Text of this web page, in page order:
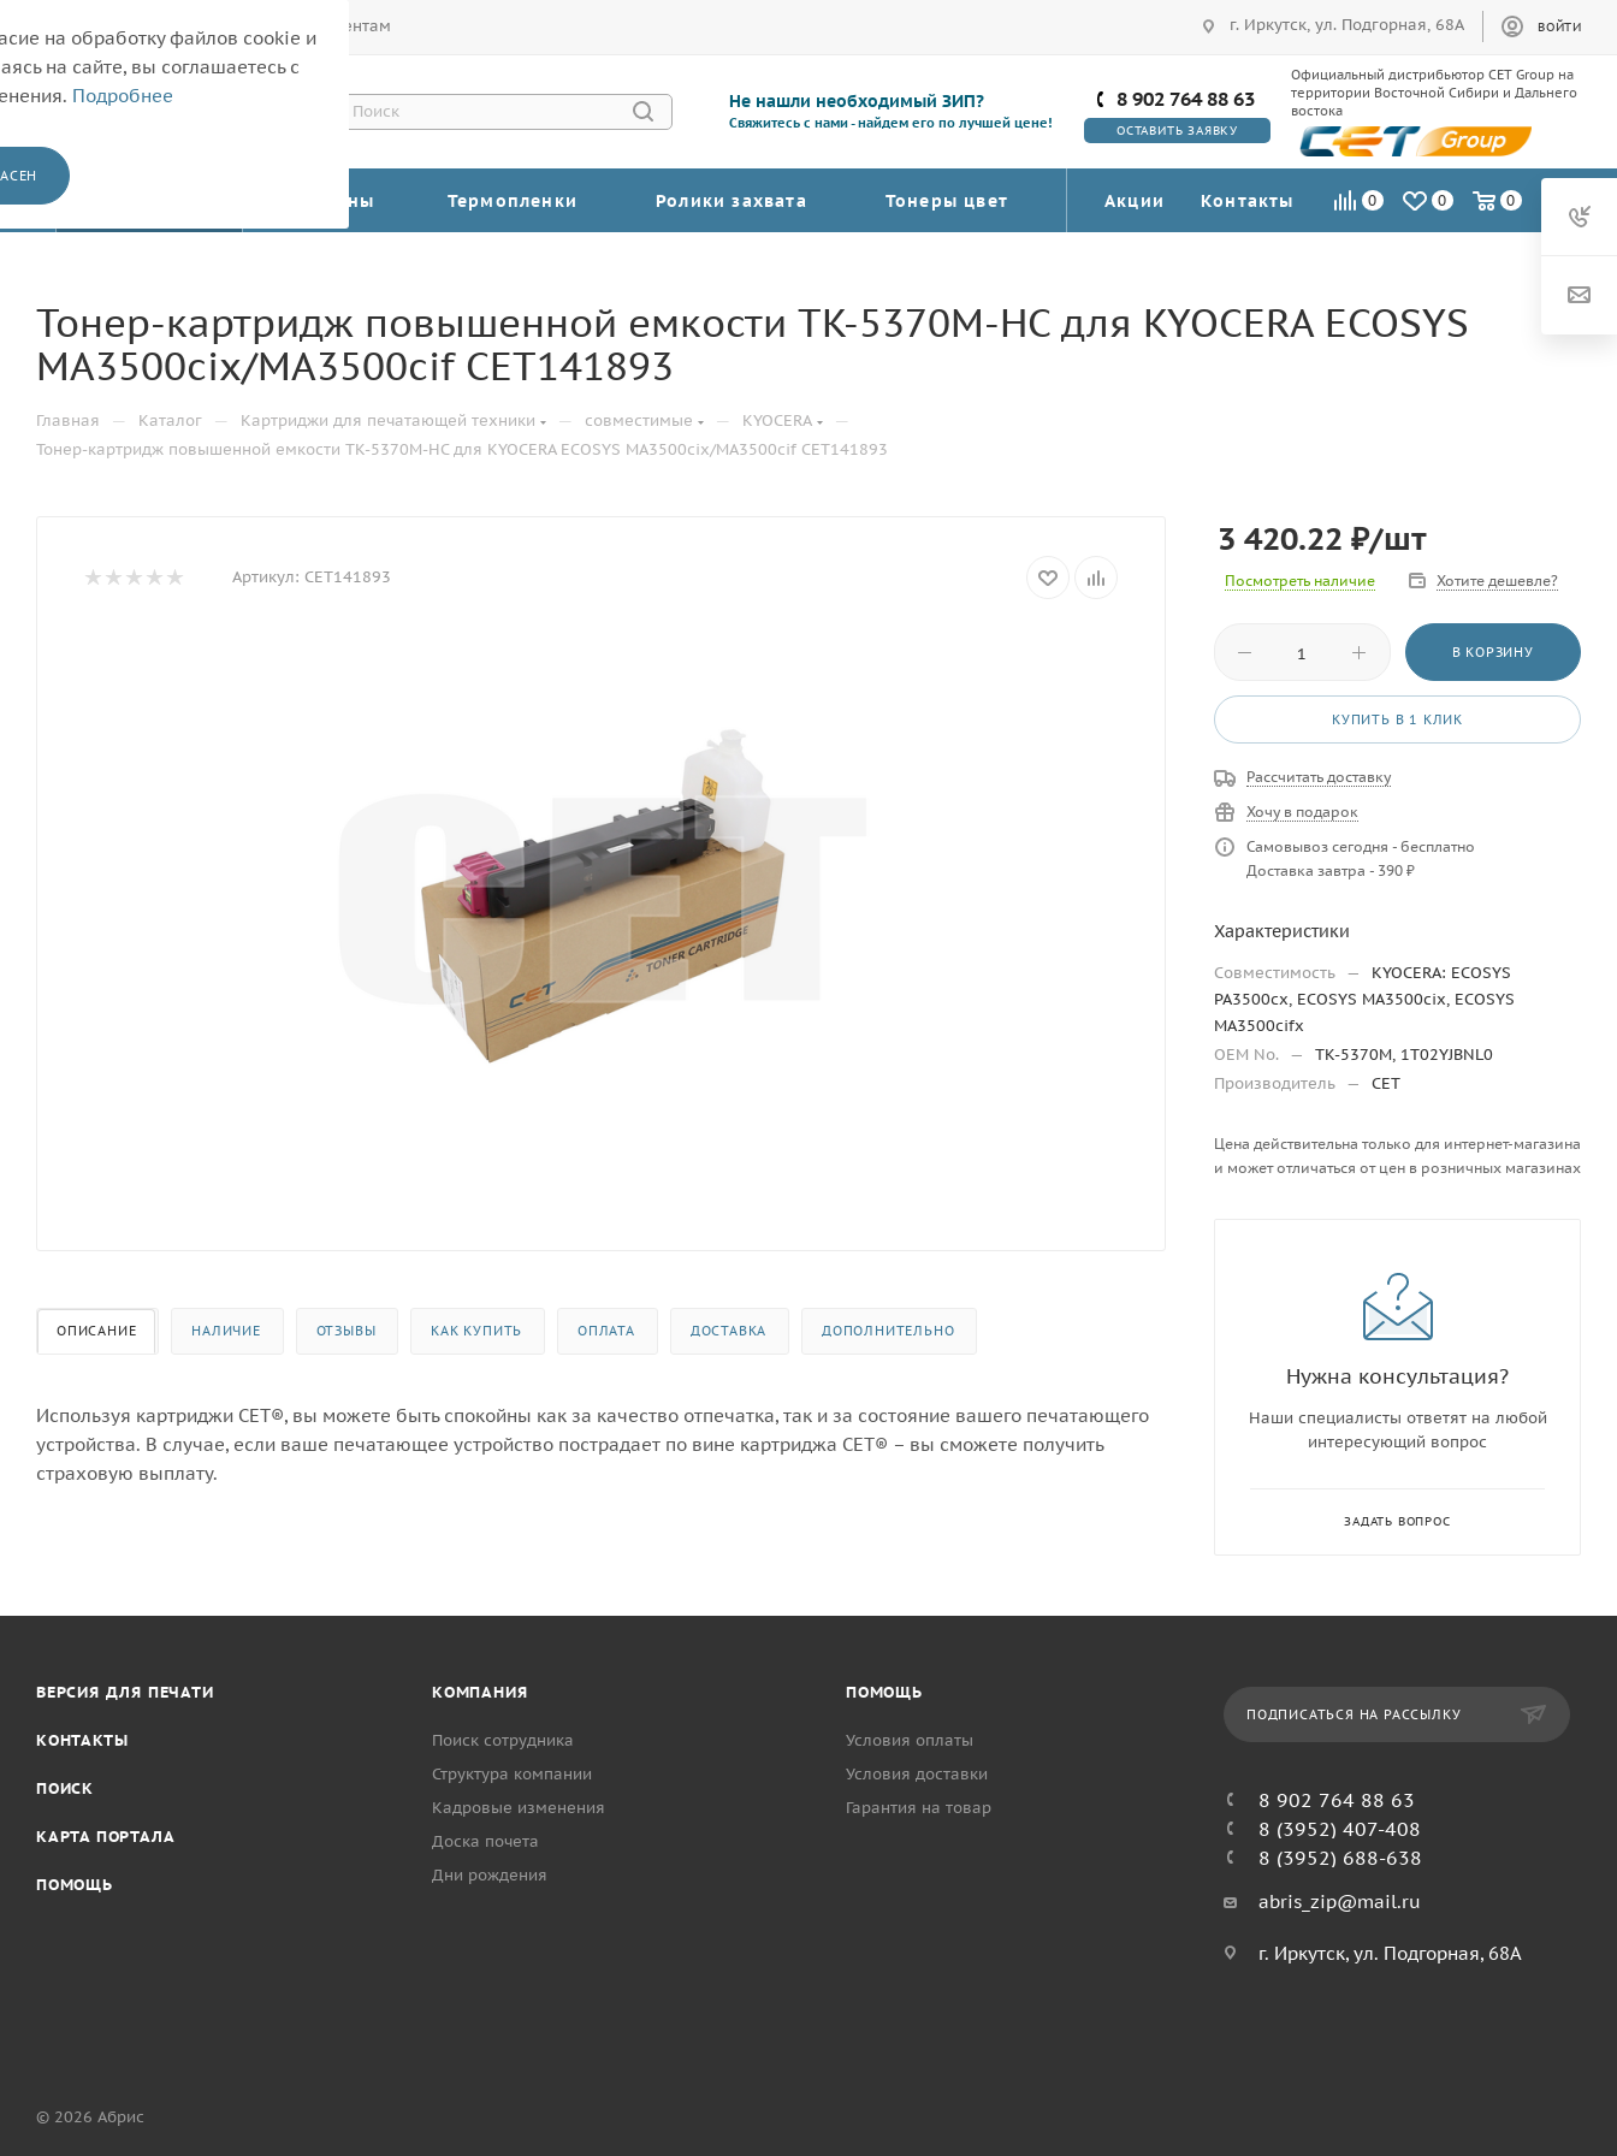
Корпоративным клиентам г. Иркутск, ул. Подгорная, 68А ВОЙТИ
Не нашли необходимый ЗИП?
Свяжитесь с нами - найдем его по лучшей цене!
8 902 764 88 63
ОСТАВИТЬ ЗАЯВКУ
Официальный дистрибьютор CET Group на
территории Восточной Сибири и Дальнего
востока
Барабаны Термопленки Ролики захвата Тонеры цвет Акции Контакты 0 0 0
Тонер-картридж повышенной емкости TK-5370M-HC для KYOCERA ECOSYS
MA3500cix/MA3500cif CET141893
Главная — Каталог — Картриджи для печатающей техники — совместимые — KYOCERA —
Тонер-картридж повышенной емкости TK-5370M-HC для KYOCERA ECOSYS MA3500cix/MA3500cif CET141893
Артикул: CET141893
ОПИСАНИЕ НАЛИЧИЕ ОТЗЫВЫ КАК КУПИТЬ ОПЛАТА ДОСТАВКА ДОПОЛНИТЕЛЬНО
Используя картриджи СЕТ®, вы можете быть спокойны как за качество отпечатка, так и за состояние вашего печатающего
устройства. В случае, если ваше печатающее устройство пострадает по вине картриджа СЕТ® – вы сможете получить
страховую выплату.
3 420.22 ₽/шт
Посмотреть наличие Хотите дешевле?
В КОРЗИНУ
КУПИТЬ В 1 КЛИК
Рассчитать доставку
Хочу в подарок
Самовывоз сегодня - бесплатно
Доставка завтра - 390 ₽
Характеристики
Совместимость —
KYOCERA: ECOSYS
PA3500cx, ECOSYS MA3500cix, ECOSYS
MA3500cifx
OEM No.
—
TK-5370M, 1T02YJBNL0
Производитель — CET
Цена действительна только для интернет-магазина
и может отличаться от цен в розничных магазинах
Нужна консультация?
Наши специалисты ответят на любой
интересующий вопрос
ЗАДАТЬ ВОПРОС
ВЕРСИЯ ДЛЯ ПЕЧАТИ
КОНТАКТЫ
ПОИСК
КАРТА ПОРТАЛА
ПОМОЩЬ
КОМПАНИЯ
Поиск сотрудника
Структура компании
Кадровые изменения
Доска почета
Дни рождения
ПОМОЩЬ
Условия оплаты
Условия доставки
Гарантия на товар
ПОДПИСАТЬСЯ НА РАССЫЛКУ
8 902 764 88 63
8 (3952) 407-408
8 (3952) 688-638
abris_zip@mail.ru
г. Иркутск, ул. Подгорная, 68А
© 2026 Абрис
на обработку файлов cookie и
на сайте, вы соглашаетесь с
Подробнее